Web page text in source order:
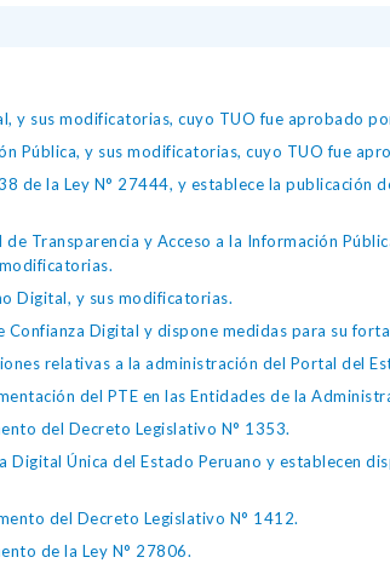
y sus modificatorias, cuyo TUO fue aprobado
Pública, y sus modificatorias, cuyo TUO fue
de la Ley N° 27444, y establece la publicación
Transparencia y Acceso a la Información
Digital, y sus modificatorias.
Digital y dispone medidas para su
relativas a la administración del Portal del
del PTE en las Entidades de la
del Decreto Legislativo N° 1353.
Única del Estado Peruano y establecen
del Decreto Legislativo N° 1412.
de la Ley N° 27806.